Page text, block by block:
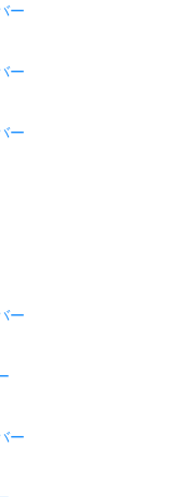
ー
ー
ー
ー
ー